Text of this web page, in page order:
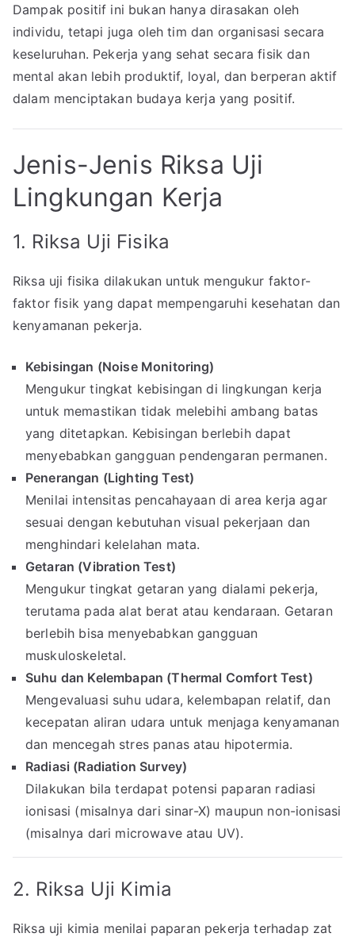
Dampak positif ini bukan hanya dirasakan oleh
individu, tetapi juga oleh tim dan organisasi secara
keseluruhan. Pekerja yang sehat secara fisik dan
mental akan lebih produktif, loyal, dan berperan aktif
dalam menciptakan budaya kerja yang positif.
Jenis-Jenis Riksa Uji
Lingkungan Kerja
1. Riksa Uji Fisika
Riksa uji fisika dilakukan untuk mengukur faktor-
faktor fisik yang dapat mempengaruhi kesehatan dan
kenyamanan pekerja.
Kebisingan (Noise Monitoring)
Mengukur tingkat kebisingan di lingkungan kerja
untuk memastikan tidak melebihi ambang batas
yang ditetapkan. Kebisingan berlebih dapat
menyebabkan gangguan pendengaran permanen.
Penerangan (Lighting Test)
Menilai intensitas pencahayaan di area kerja agar
sesuai dengan kebutuhan visual pekerjaan dan
menghindari kelelahan mata.
Getaran (Vibration Test)
Mengukur tingkat getaran yang dialami pekerja,
terutama pada alat berat atau kendaraan. Getaran
berlebih bisa menyebabkan gangguan
muskuloskeletal.
Suhu dan Kelembapan (Thermal Comfort Test)
Mengevaluasi suhu udara, kelembapan relatif, dan
kecepatan aliran udara untuk menjaga kenyamanan
dan mencegah stres panas atau hipotermia.
Radiasi (Radiation Survey)
Dilakukan bila terdapat potensi paparan radiasi
ionisasi (misalnya dari sinar-X) maupun non-ionisasi
(misalnya dari microwave atau UV).
2. Riksa Uji Kimia
Riksa uji kimia menilai paparan pekerja terhadap zat